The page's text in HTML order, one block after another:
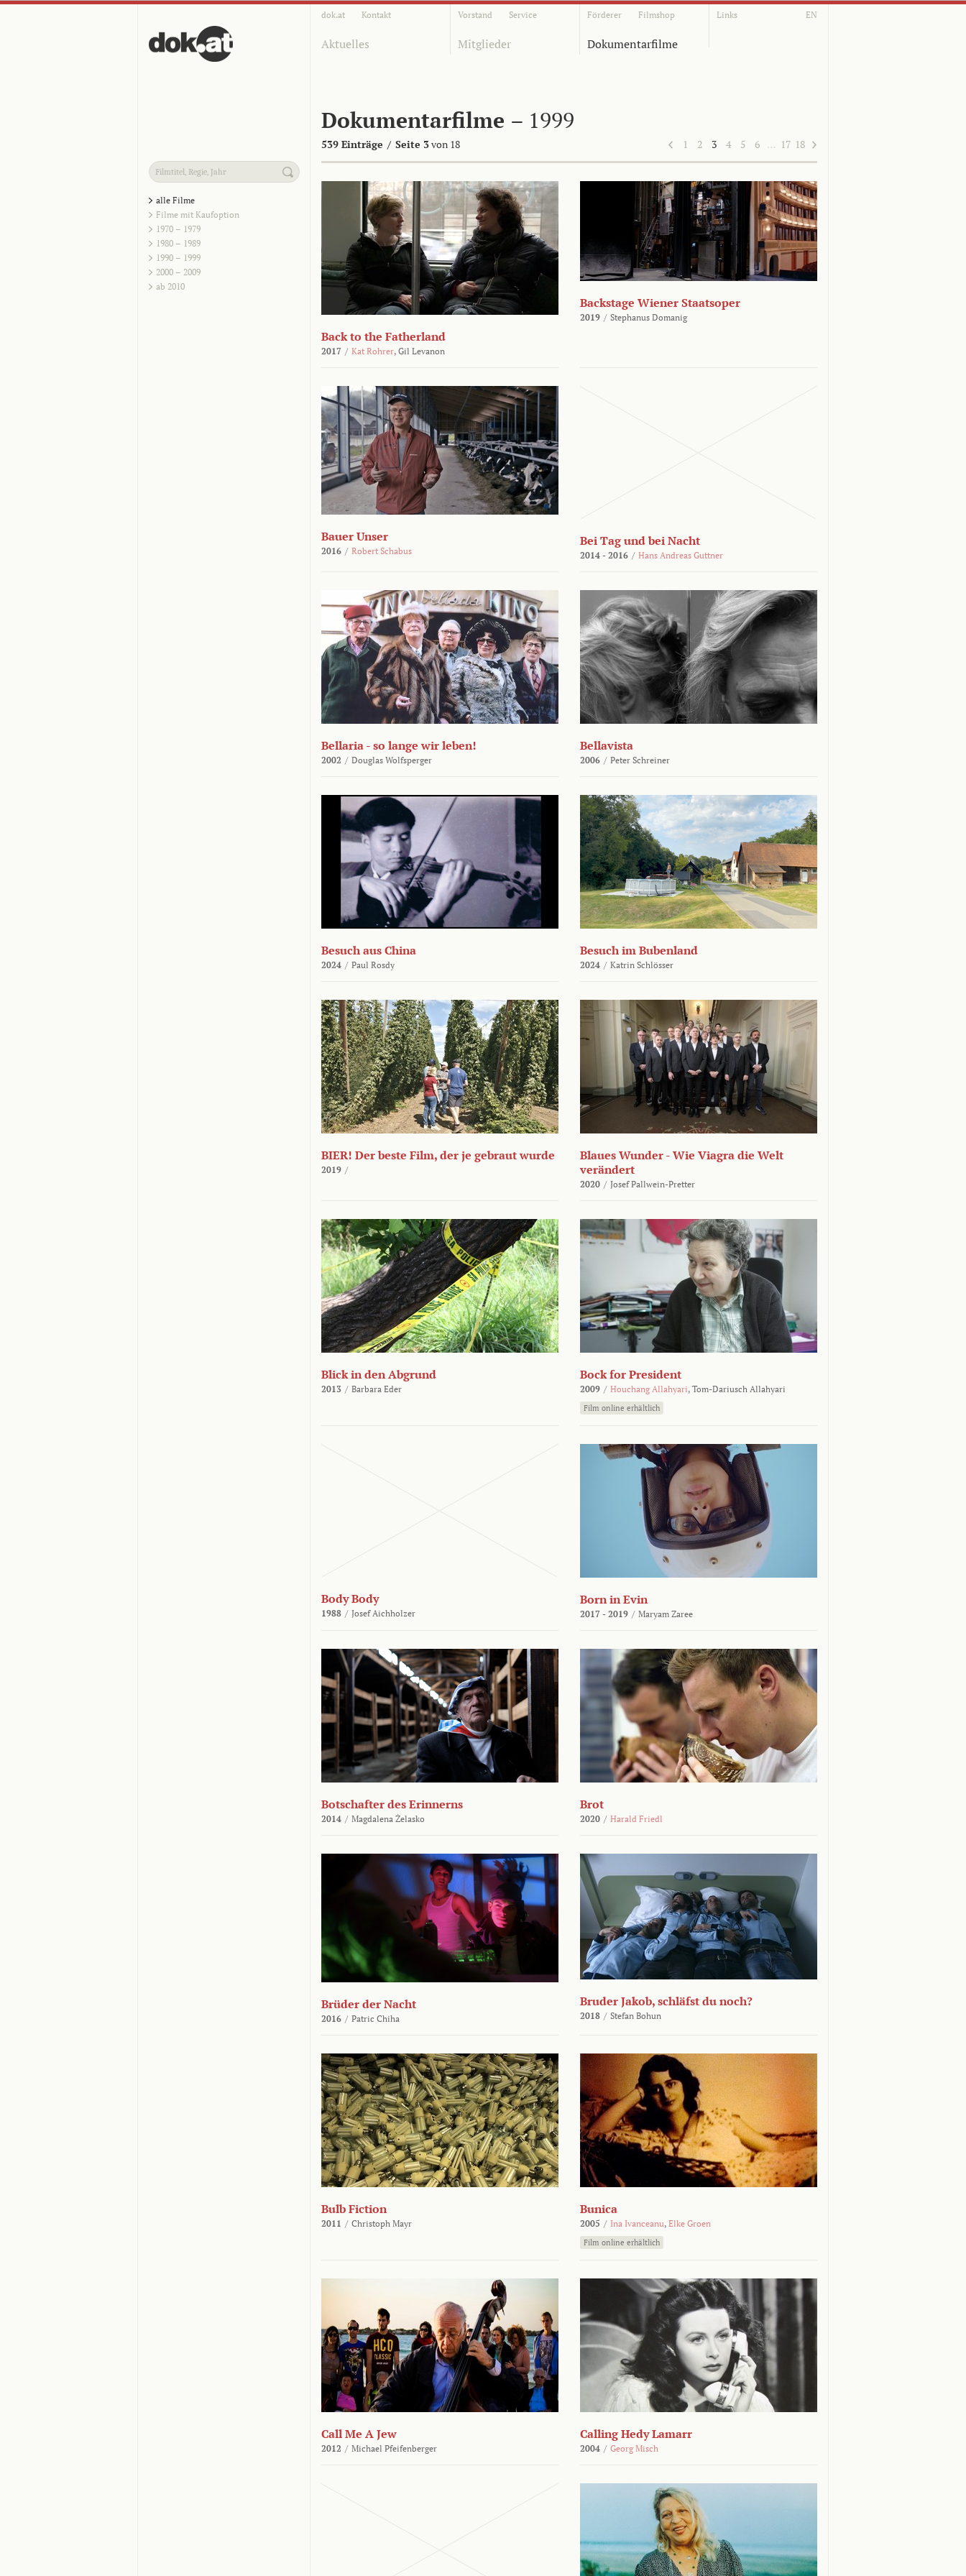
dok.at Kontakt Vorstand Service Förderer Filmshop Links EN
Aktuelles Mitglieder Dokumentarfilme
Dokumentarfilme – 1999
539 Einträge / Seite 3von 18 1 2 3 4 5 6 … 17 18
alle Filme
Filme mit Kaufoption
1970 – 1979
1980 – 1989
1990 – 1999
2000 – 2009
ab 2010
Back to the Fatherland
2017 / Kat Rohrer, Gil Levanon
Backstage Wiener Staatsoper
2019 / Stephanus Domanig
Bauer Unser
2016 / Robert Schabus
Bei Tag und bei Nacht
2014 - 2016 / Hans Andreas Guttner
Bellaria - so lange wir leben!
2002 / Douglas Wolfsperger
Bellavista
2006 / Peter Schreiner
Besuch aus China
2024 / Paul Rosdy
Besuch im Bubenland
2024 / Katrin Schlösser
BIER! Der beste Film, der je gebraut wurde
2019 /
Blaues Wunder - Wie Viagra die Welt
verändert
2020 / Josef Pallwein-Pretter
Blick in den Abgrund
2013 / Barbara Eder
Bock for President
2009 / Houchang Allahyari, Tom-Dariusch Allahyari
Film online erhältlich
Body Body
1988 / Josef Aichholzer
Born in Evin
2017 - 2019 / Maryam Zaree
Botschafter des Erinnerns
2014 / Magdalena Żelasko
Brot
2020 / Harald Friedl
Brüder der Nacht
2016 / Patric Chiha
Bruder Jakob, schläfst du noch?
2018 / Stefan Bohun
Bulb Fiction
2011 / Christoph Mayr
Bunica
2005 / Ina Ivanceanu, Elke Groen
Film online erhältlich
Call Me A Jew
2012 / Michael Pfeifenberger
Calling Hedy Lamarr
2004 / Georg Misch